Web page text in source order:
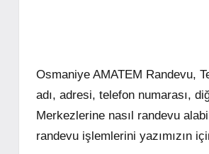
Osmaniye AMATEM Randevu,
adı, adresi, telefon numarası,
Merkezlerine nasıl randevu
randevu işlemlerini yazımızın